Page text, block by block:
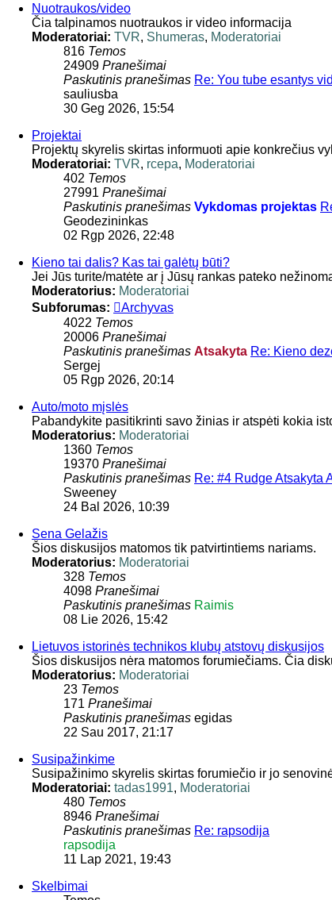
Nuotraukos/video
Čia talpinamos nuotraukos ir video informacija
Moderatoriai: TVR, Shumeras, Moderatoriai
816 Temos
24909 Pranešimai
Paskutinis pranešimas Re: You tube esantys
sauliusba
30 Geg 2026, 15:54
Projektai
Projektų skyrelis skirtas informuoti apie konkrečius
Moderatoriai: TVR, rcepa, Moderatoriai
402 Temos
27991 Pranešimai
Paskutinis pranešimas Vykdomas projektas
Geodezininkas
02 Rgp 2026, 22:48
Kieno tai dalis? Kas tai galėtų būti?
Jei Jūs turite/matėte ar į Jūsų rankas pateko
Moderatorius: Moderatoriai
Subforumas:
Archyvas
4022 Temos
20006 Pranešimai
Paskutinis pranešimas Atsakyta Re: Kieno
Sergej
05 Rgp 2026, 20:14
Auto/moto mįslės
Pabandykite pasitikrinti savo žinias ir atspėti kokia
Moderatorius: Moderatoriai
1360 Temos
19370 Pranešimai
Paskutinis pranešimas Re: #4 Rudge Atsakyta
Sweeney
24 Bal 2026, 10:39
Sena Gelažis
Šios diskusijos matomos tik patvirtintiems nariams.
Moderatorius: Moderatoriai
328 Temos
4098 Pranešimai
Paskutinis pranešimas Raimis
08 Lie 2026, 15:42
Lietuvos istorinės technikos klubų atstovų diskusijos
Šios diskusijos nėra matomos forumiečiams. Čia
Moderatorius: Moderatoriai
23 Temos
171 Pranešimai
Paskutinis pranešimas egidas
22 Sau 2017, 21:17
Susipažinkime
Susipažinimo skyrelis skirtas forumiečio ir jo
Moderatoriai: tadas1991, Moderatoriai
480 Temos
8946 Pranešimai
Paskutinis pranešimas Re: rapsodija
rapsodija
11 Lap 2021, 19:43
Skelbimai